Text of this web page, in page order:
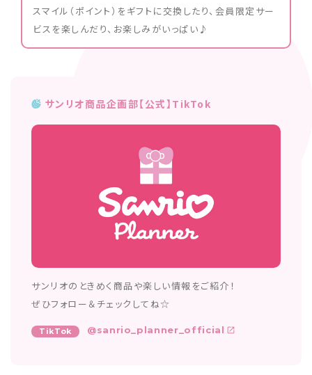
スマイル（ポイント）をギフトに交換したり、会員限定サー
ビスを楽しんだり、お楽しみがいっぱい♪
サンリオ商品企画部【公式】TikTok
サンリオのときめく商品や楽しい情報をご紹介！
ぜひフォロー＆チェックしてね☆
TikTok @sanrio_planner_official